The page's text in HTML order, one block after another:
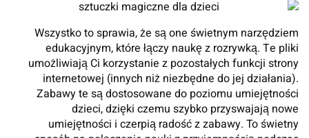
Wszystko to sprawia, że są one świetnym narzędziem
edukacyjnym, które łączy naukę z rozrywką. Te pliki
umożliwiają Ci korzystanie z pozostałych funkcji strony
internetowej (innych niż niezbędne do jej działania).
Zabawy te są dostosowane do poziomu umiejętności
dzieci, dzięki czemu szybko przyswajają nowe
umiejętności i czerpią radość z zabawy. To świetny